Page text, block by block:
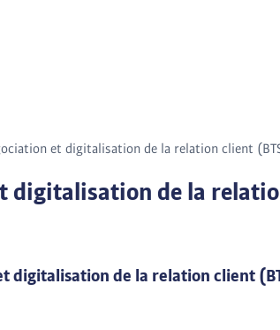
et digitalisation de la relation client
digitalisation de la
digitalisation de la relation client